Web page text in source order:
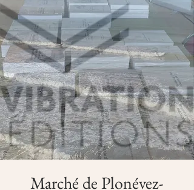
Marché de Plonévez-